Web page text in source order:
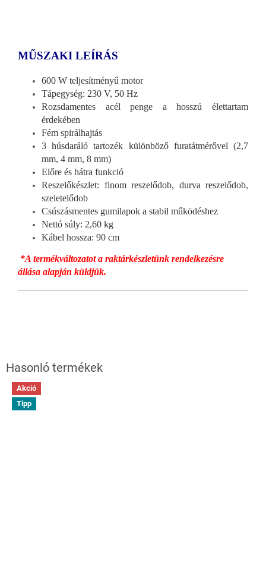
MŰSZAKI LEÍRÁS
600 W teljesítményű motor
Tápegység: 230 V, 50 Hz
Rozsdamentes acél penge a hosszú élettartam
érdekében
Fém spirálhajtás
3 húsdaráló tartozék különböző furatátmérővel (2,7
mm, 4 mm, 8 mm)
Előre és hátra funkció
Reszelőkészlet: finom reszelődob, durva reszelődob,
szeletelődob
Csúszásmentes gumilapok a stabil működéshez
Nettó súly: 2,60 kg
Kábel hossza: 90 cm
*A termékváltozatot a raktárkészletünk rendelkezésre
állása alapján küldjük.
Akció
Tipp